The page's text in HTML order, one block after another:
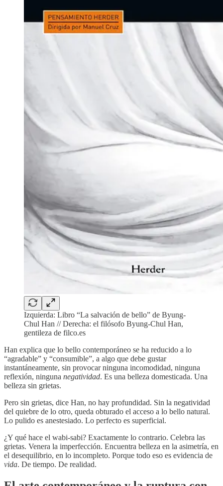
Izquierda: Libro “La salvación de bello” de Byung-
Chul Han // Derecha: el filósofo Byung-Chul Han,
gentileza de filco.es
Han explica que lo bello contemporáneo se ha reducido a lo
“agradable” y “consumible”, a algo que debe gustar
instantáneamente, sin provocar ninguna incomodidad, ninguna
reflexión, ninguna negatividad. Es una belleza domesticada. Una
belleza sin grietas.
Pero sin grietas, dice Han, no hay profundidad. Sin la negatividad
del quiebre de lo otro, queda obturado el acceso a lo bello natural.
Lo pulido es anestesiado. Lo perfecto es superficial.
¿Y qué hace el wabi-sabi? Exactamente lo contrario. Celebra las
grietas. Venera la imperfección. Encuentra belleza en la asimetría, en
el desequilibrio, en lo incompleto. Porque todo eso es evidencia de
vida. De tiempo. De realidad.